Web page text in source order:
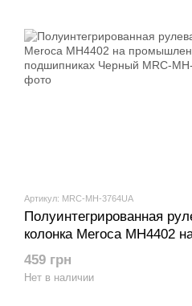
Артикул: MRC-MH-3764UA
Полуинтегрированная
колонка Meroca MH4402
промышленных
459 грн
Нет в наличии